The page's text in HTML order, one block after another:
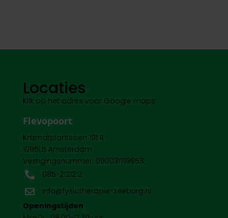
Locaties
Klik op het adres voor Google maps
Flevopoort
Kramatplantsoen 101 R
1095LB Amsterdam
Vestigingsnummer: 000031719953
 085-2121212

info@fysiotherapie-zeeburg.nl
Openingstijden